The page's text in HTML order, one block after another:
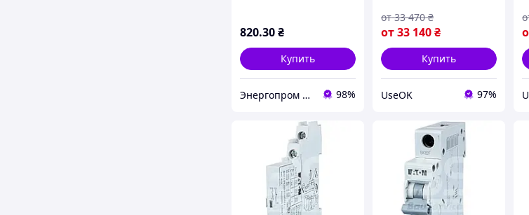
820.30₴
Купить
Энергопром АО 98%
от33 140₴
от 33 470 ₴
Купить
UseOK 97%